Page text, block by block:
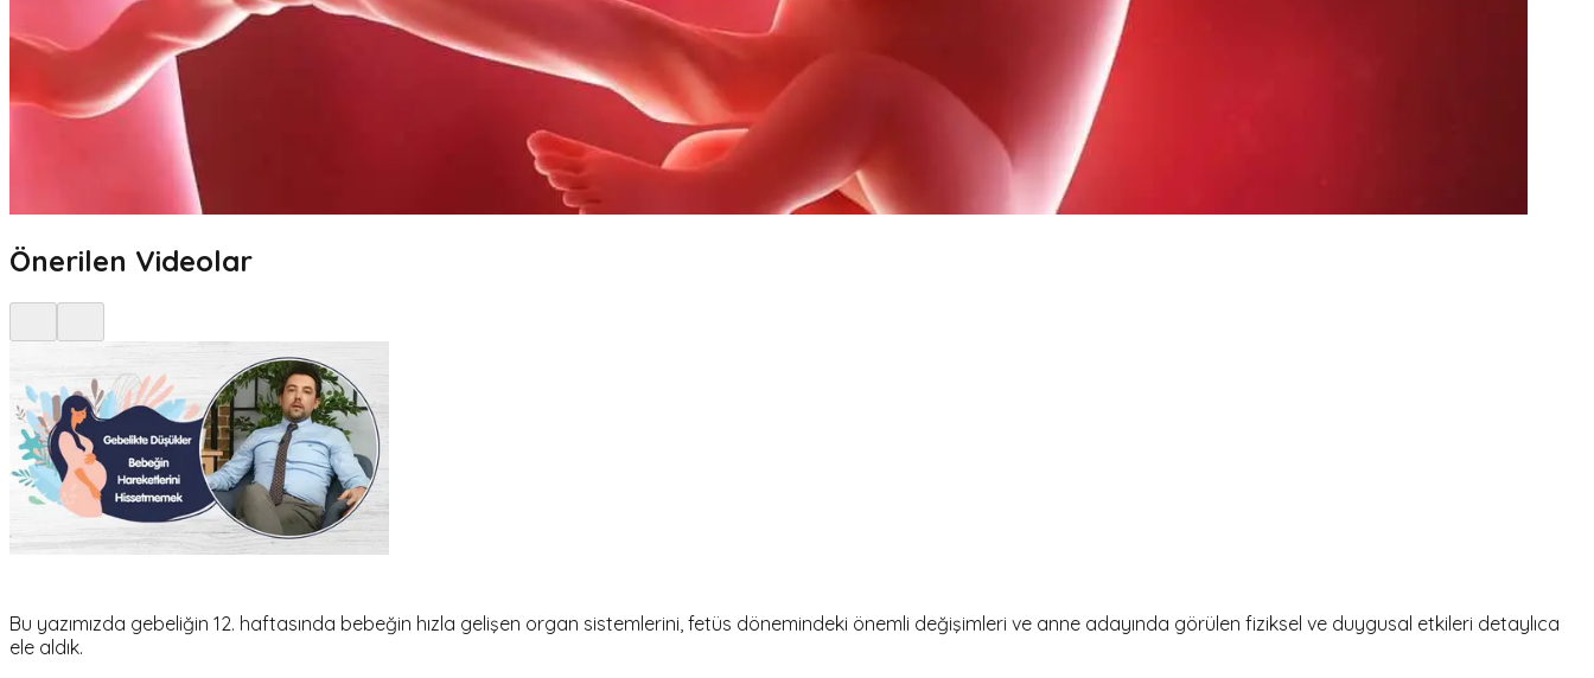
Önerilen Videolar
Bu yazımızda gebeliğin 12. haftasında bebeğin hızla gelişen organ sistemlerini, fetüs dönemindeki önemli değişimleri ve anne adayında görülen fiziksel ve duygusal etkileri detaylıca
ele aldık.